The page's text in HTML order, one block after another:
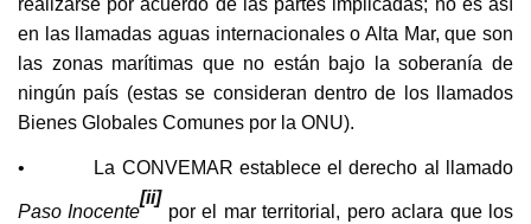
realizarse por acuerdo de las partes implicadas; no es así
en las llamadas aguas internacionales o Alta Mar, que son
las zonas marítimas que no están bajo la soberanía de
ningún país (estas se consideran dentro de los llamados
Bienes Globales Comunes por la ONU).
• La CONVEMAR establece el derecho al llamado
Paso Inocente
[ii]
por el mar territorial, pero aclara que los